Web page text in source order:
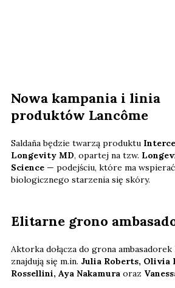
Nowa kampania i linia
produktów Lancôme
Saldaña będzie twarzą produktu
Longevity MD, opartej na tzw.
Science — podejściu, które ma
biologicznego starzenia się skóry.
Elitarne grono
Aktorka dołącza do grona
znajdują się m.in. Julia Roberts, Olivia
Rossellini, Aya Nakamura oraz